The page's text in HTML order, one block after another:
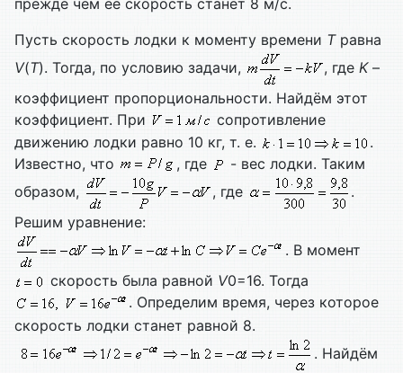
прежде чем её скорость станет 8 м/с.
Пусть скорость лодки к моменту времени Tравна
V(T). Тогда, по условию задачи, , где K–
коэффициент пропорциональности. Найдём этот
коэффициент. При
сопротивление
движению лодки равно 10 кг, т. е.
.
Известно, что
, где
- вес лодки. Таким
образом,
, где
.
Решим уравнение:
. В момент
скорость была равной V0=16. Тогда
. Определим время, через которое
скорость лодки станет равной 8.
. Найдём